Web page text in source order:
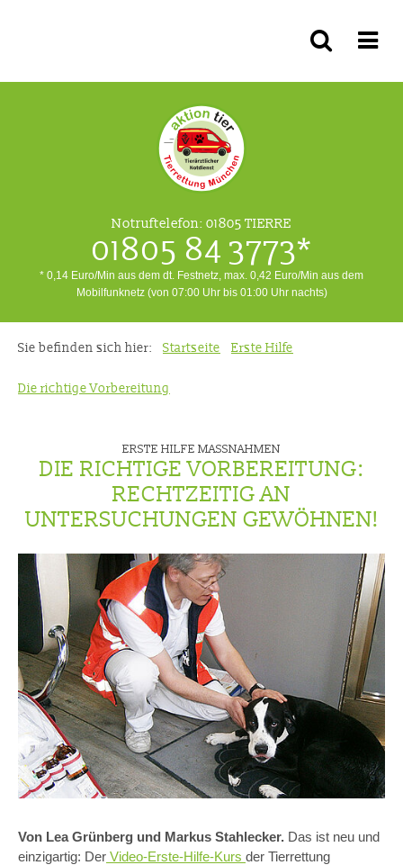
Notruftelefon: 01805 TIERRE
01805 84 3773*
* 0,14 Euro/Min aus dem dt. Festnetz, max. 0,42 Euro/Min aus dem
Mobilfunknetz (von 07:00 Uhr bis 01:00 Uhr nachts)
Sie befinden sich hier: Startseite Erste Hilfe
Die richtige Vorbereitung
ERSTE HILFE MASSNAHMEN
DIE RICHTIGE VORBEREITUNG:
RECHTZEITIG AN
UNTERSUCHUNGEN GEWÖHNEN!
Von Lea Grünberg und Markus Stahlecker. Das ist neu und
einzigartig: Der Video-Erste-Hilfe-Kurs der Tierrettung